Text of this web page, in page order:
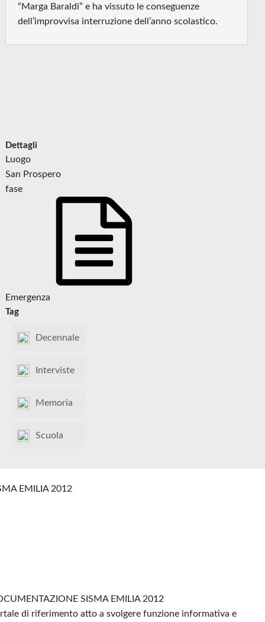
“Marga Baraldi” e ha vissuto le conseguenze
dell’improvvisa interruzione dell’anno scolastico.
Dettagli
Luogo
San Prospero
fase
Emergenza
Tag
Decennale
Interviste
Memoria
Scuola
EMILIA 2012
SISMA EMILIA 2012
di riferimento atto a svolgere funzione informativa e